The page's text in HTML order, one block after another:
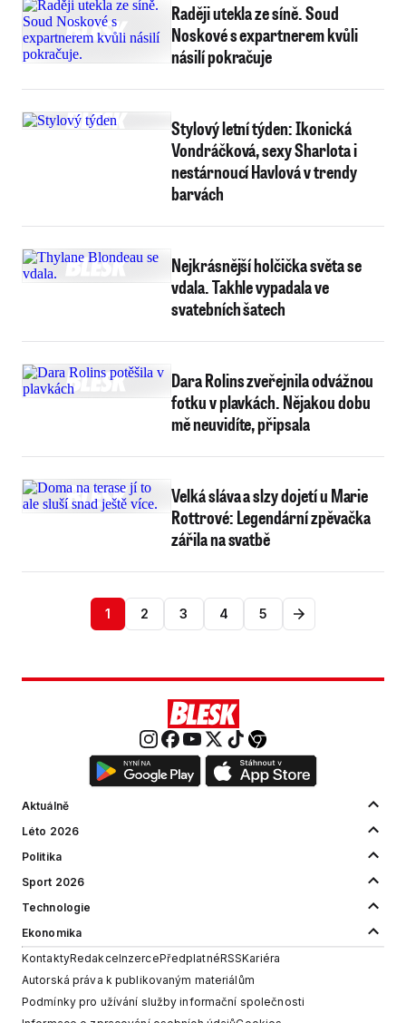
Raději utekla ze síně. Soud
Noskové s expartnerem kvůli
násilí pokračuje
Stylový letní týden: Ikonická
Vondráčková, sexy Sharlota i
nestárnoucí Havlová v trendy
barvách
Nejkrásnější holčička světa se
vdala. Takhle vypadala ve
svatebních šatech
Dara Rolins zveřejnila odvážnou
fotku v plavkách. Nějakou dobu
mě neuvidíte, připsala
Velká sláva a slzy dojetí u Marie
Rottrové: Legendární zpěvačka
zářila na svatbě
1 2 3 4 5
Aktuálně
Léto 2026
Politika
Sport 2026
Technologie
Ekonomika
KontaktyRedakceInzercePředplatnéRSSKariéra
Autorská práva k publikovaným materiálům
Podmínky pro užívání služby informační společnosti